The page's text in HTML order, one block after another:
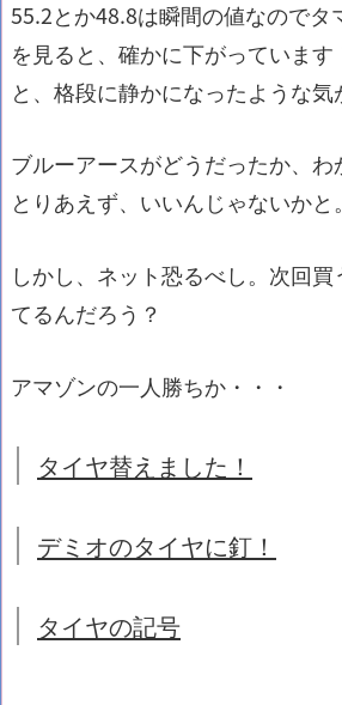
55.2とか48.8は瞬間の値なのでタ
を見ると、確かに下がっていま
と、格段に静かになったような気
ブルーアースがどうだったか、
とりあえず、いいんじゃないかと。
しかし、ネット恐るべし。次回
てるんだろう？
アマゾンの一人勝ちか・・・
タイヤ替えました！
デミオのタイヤに釘！
タイヤの記号